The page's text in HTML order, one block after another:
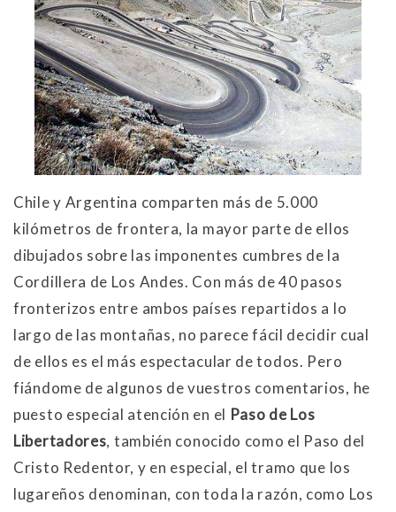
Chile y Argentina comparten más de 5.000
kilómetros de frontera, la mayor parte de ellos
dibujados sobre las imponentes cumbres de la
Cordillera de Los Andes. Con más de 40 pasos
fronterizos entre ambos países repartidos a lo
largo de las montañas, no parece fácil decidir cual
de ellos es el más espectacular de todos. Pero
fiándome de algunos de vuestros comentarios, he
puesto especial atención en el Paso de Los
Libertadores, también conocido como el Paso del
Cristo Redentor, y en especial, el tramo que los
lugareños denominan, con toda la razón, como Los